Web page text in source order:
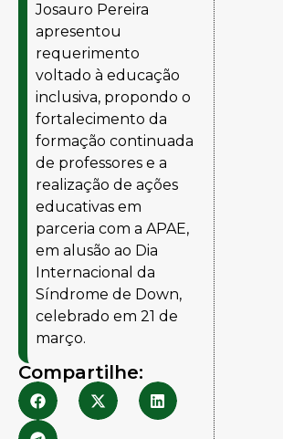
Josauro Pereira
apresentou
requerimento
voltado à educação
inclusiva, propondo o
fortalecimento da
formação continuada
de professores e a
realização de ações
educativas em
parceria com a APAE,
em alusão ao Dia
Internacional da
Síndrome de Down,
celebrado em 21 de
março.
Compartilhe: